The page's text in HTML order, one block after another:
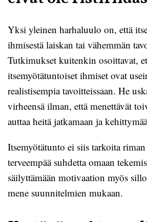
Yksi yleinen harhaluulo on, että
ihmisestä laiskan tai vähemmän
Tutkimukset kuitenkin osoittavat,
itsemyötätuntoiset ihmiset ovat
realistisempia tavoitteissaan. He
virheensä ilman, että menettävät
auttaa heitä jatkamaan ja
Itsemyötätunto ei siis tarkoita
terveempää suhdetta omaan
säilyttämään motivaation myös
mene suunnitelmien mukaan.